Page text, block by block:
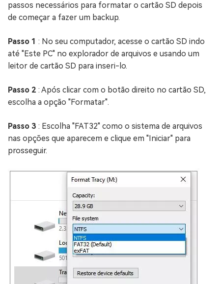
passos necessários para formatar o cartão SD depois
de começar a fazer um backup.
Passo 1 : No seu computador, acesse o cartão SD indo
até "Este PC" no explorador de arquivos e usando um
leitor de cartão SD para inseri-lo.
Passo 2 : Após clicar com o botão direito no cartão SD,
escolha a opção "Formatar".
Passo 3 : Escolha "FAT32" como o sistema de arquivos
nas opções que aparecem e clique em "Iniciar" para
prosseguir.